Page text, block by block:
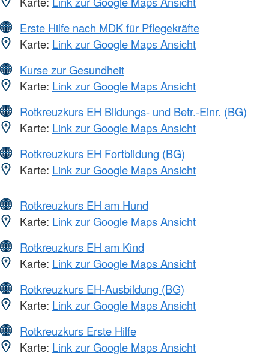
Erste Hilfe nach MDK für Pflegekräfte
Karte: Link zur Google Maps Ansicht
Kurse zur Gesundheit
Karte: Link zur Google Maps Ansicht
Rotkreuzkurs EH Bildungs- und Betr.-Einr. (BG)
Karte: Link zur Google Maps Ansicht
Rotkreuzkurs EH Fortbildung (BG)
Karte: Link zur Google Maps Ansicht
Rotkreuzkurs EH am Hund
Karte: Link zur Google Maps Ansicht
Rotkreuzkurs EH am Kind
Karte: Link zur Google Maps Ansicht
Rotkreuzkurs EH-Ausbildung (BG)
Karte: Link zur Google Maps Ansicht
Rotkreuzkurs Erste Hilfe
Karte: Link zur Google Maps Ansicht